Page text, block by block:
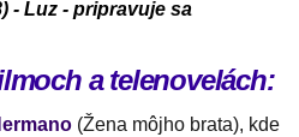
- Luz - pripravuje sa
a telenovelách:
(Žena môjho brata), kde